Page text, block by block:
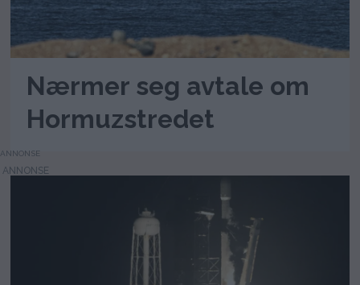
Nærmer seg avtale om
Hormuzstredet
ANNONSE